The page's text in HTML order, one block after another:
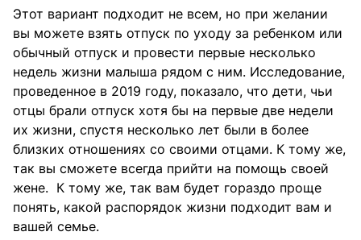
Этот вариант подходит не всем, но при желании
вы можете взять отпуск по уходу за ребенком или
обычный отпуск и провести первые несколько
недель жизни малыша рядом с ним. Исследование,
проведенное в 2019 году, показало, что дети, чьи
отцы брали отпуск хотя бы на первые две недели
их жизни, спустя несколько лет были в более
близких отношениях со своими отцами. К тому же,
так вы сможете всегда прийти на помощь своей
жене. К тому же, так вам будет гораздо проще
понять, какой распорядок жизни подходит вам и
вашей семье.